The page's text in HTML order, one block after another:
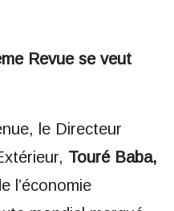
Revue se veut
le Directeur
Touré Baba,
l’économie